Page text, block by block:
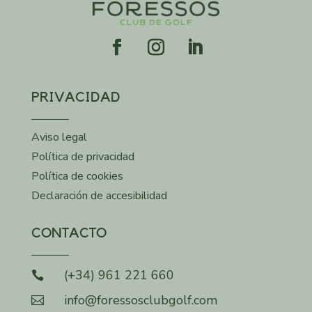
PRIVACIDAD
Aviso legal
Política de privacidad
Política de cookies
Declaración de accesibilidad
CONTACTO
 (+34) 961 221 660
 info@foressosclubgolf.com